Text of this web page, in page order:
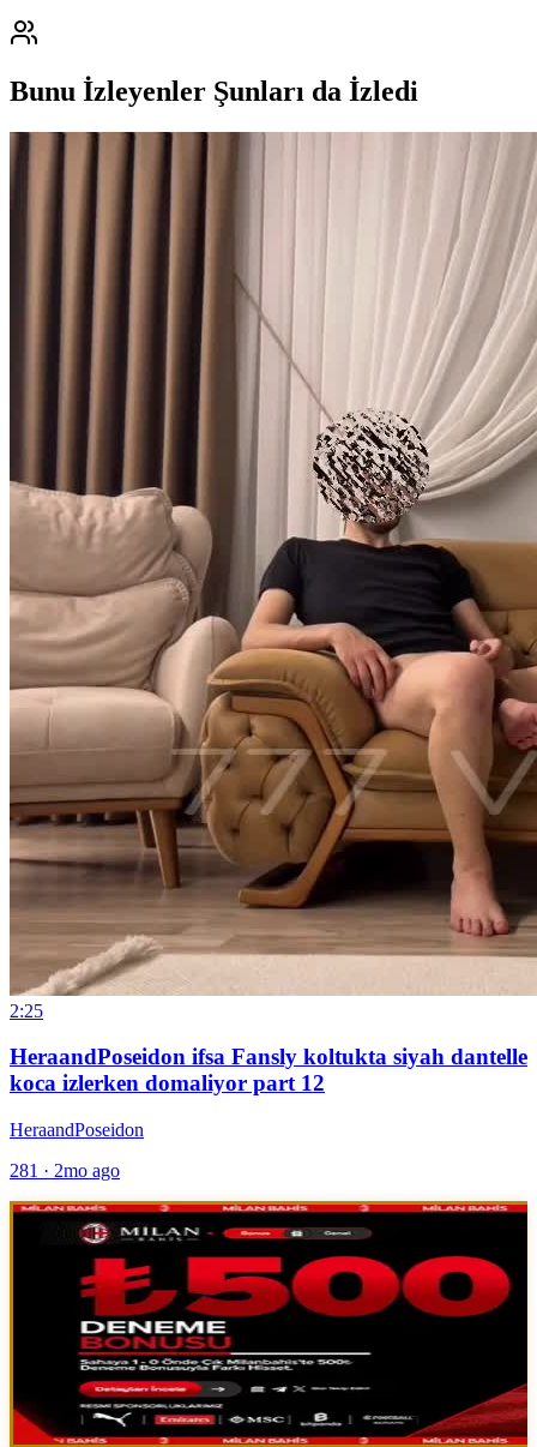
Bunu İzleyenler Şunları da İzledi
2:25
HeraandPoseidon ifsa Fansly koltukta siyah dantelle
koca izlerken domaliyor part 12
HeraandPoseidon
281 · 2mo ago